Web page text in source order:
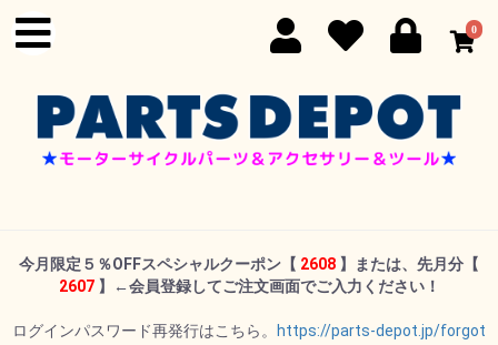
0
今月限定５％OFFスペシャルクーポン 【 2608 】または、先月分【
2607】←会員登録してご注文画面でご入力ください！
ログインパスワード再発行はこちら。 https://parts-depot.jp/forgot